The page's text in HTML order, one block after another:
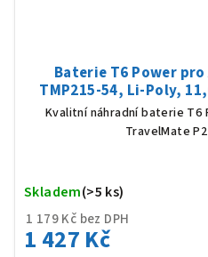
Baterie T6 Power
TMP215-54, Li-Poly,
Wh),
Kvalitní náhradní baterie
TravelMate
1 179 Kč bez DPH
1 427 Kč
Skladem(>5 ks)